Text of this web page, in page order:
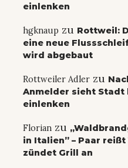
einlenken
hgknaup zu Rottweil:
eine neue
wird abgebaut
Rottweiler Adler zu
Anmelder sieht Stadt
einlenken
Florian zu
in Italien” – Paar
zündet Grill an